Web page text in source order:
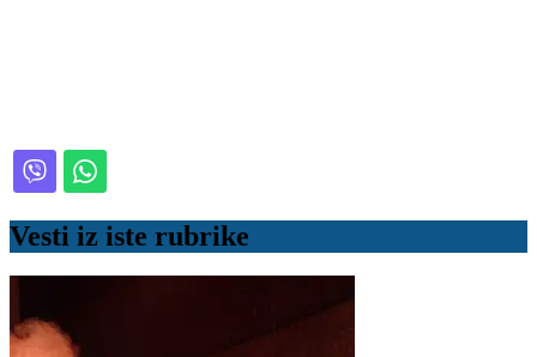
Vesti iz iste rubrike